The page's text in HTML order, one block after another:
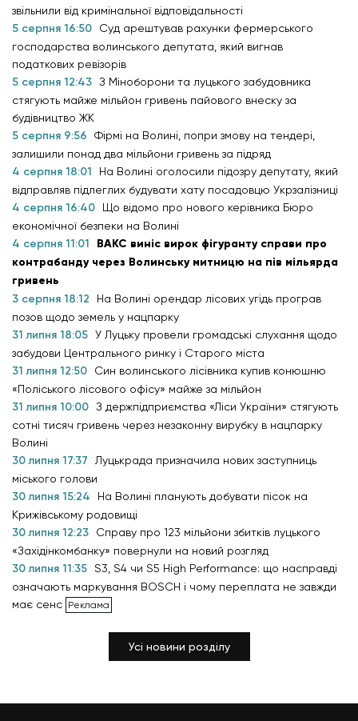
звільнили від кримінальної відповідальності
5 серпня 16:50
Суд арештував рахунки фермерського
господарства волинського депутата, який вигнав
податкових ревізорів
5 серпня 12:43 З Міноборони та луцького забудовника
стягують майже мільйон гривень пайового внеску за
будівництво ЖК
5 серпня 9:56
Фірмі на Волині, попри змову на тендері,
залишили понад два мільйони гривень за підряд
4 серпня 18:01
На Волині оголосили підозру депутату, який
відправляв підлеглих будувати хату посадовцю Укрзалізниці
4 серпня 16:40
Що відомо про нового керівника Бюро
економічної безпеки на Волині
4 серпня 11:01
ВАКС виніс вирок фігуранту справи про
контрабанду через Волинську митницю на пів мільярда
гривень
3 серпня 18:12
На Волині орендар лісових угідь програв
позов щодо земель у нацпарку
31 липня 18:05 У Луцьку провели громадські слухання щодо
забудови Центрального ринку і Старого міста
31 липня 12:50
Син волинського лісівника купив конюшню
«Поліського лісового офісу» майже за мільйон
31 липня 10:00 З держпідприємства «Ліси України» стягують
сотні тисяч гривень через незаконну вирубку в нацпарку
Волині
30 липня 17:37
Луцькрада призначила нових заступниць
міського голови
30 липня 15:24
На Волині планують добувати пісок на
Крижівському родовищі
30 липня 12:23
Справу про 123 мільйони збитків луцького
«Західінкомбанку» повернули на новий розгляд
30 липня 11:35 S3, S4 чи S5 High Performance: що насправді
означають маркування BOSCH і чому переплата не завжди
має сенс
Усі новини розділу